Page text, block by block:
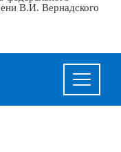
В.И. Вернадского